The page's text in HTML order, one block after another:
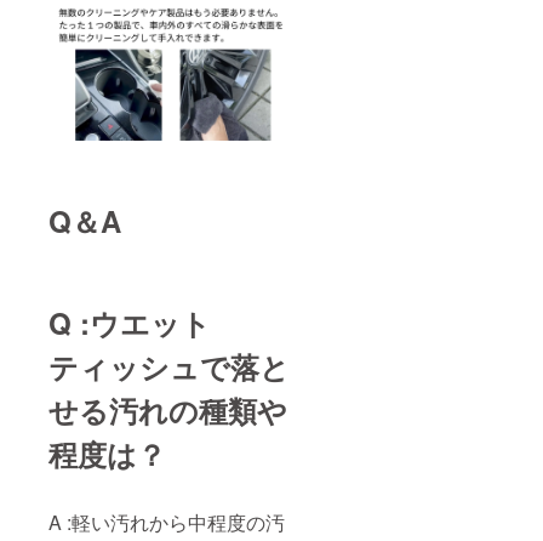
Q＆A
Q :ウエット
ティッシュで落と
せる汚れの種類や
程度は？
A :軽い汚れから中程度の汚